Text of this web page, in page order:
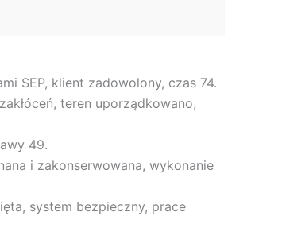
SEP, klient zadowolony, czas 74.
teren uporządkowano,
49.
i zakonserwowana, wykonanie
system bezpieczny, prace